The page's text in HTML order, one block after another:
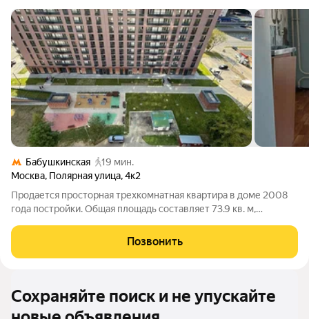
Бабушкинская
19 мин.
Москва, Полярная улица,4к2
Продается просторная трехкомнатная квартира в доме 2008
года постройки. Общая площадь составляет 73.9 кв. м,
планировкой, благодаря чему окна
Позвонить
Сохраняйте поиск и не упускайте